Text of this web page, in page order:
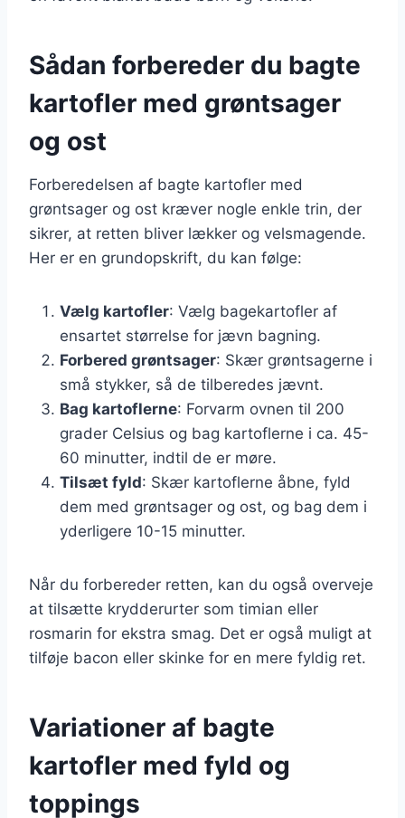
Sådan forbereder du bagte
kartofler med grøntsager
og ost
Forberedelsen af bagte kartofler med
grøntsager og ost kræver nogle enkle trin, der
sikrer, at retten bliver lækker og velsmagende.
Her er en grundopskrift, du kan følge:
Vælg kartofler: Vælg bagekartofler af
ensartet størrelse for jævn bagning.
Forbered grøntsager: Skær grøntsagerne i
små stykker, så de tilberedes jævnt.
Bag kartoflerne: Forvarm ovnen til 200
grader Celsius og bag kartoflerne i ca. 45-
60 minutter, indtil de er møre.
Tilsæt fyld: Skær kartoflerne åbne, fyld
dem med grøntsager og ost, og bag dem i
yderligere 10-15 minutter.
Når du forbereder retten, kan du også overveje
at tilsætte krydderurter som timian eller
rosmarin for ekstra smag. Det er også muligt at
tilføje bacon eller skinke for en mere fyldig ret.
Variationer af bagte
kartofler med fyld og
toppings